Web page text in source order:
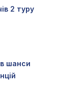
2 туру
шанси